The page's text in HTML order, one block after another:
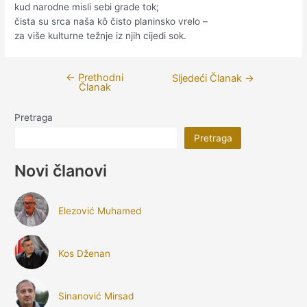
kud narodne misli sebi grade tok;
čista su srca naša kô čisto planinsko vrelo –
za više kulturne težnje iz njih cijedi sok.
Navigacija
← Prethodni
Članak
Sljedeći Članak →
Pretraga
Pretraga
Novi članovi
Elezović Muhamed
Kos Dženan
Sinanović Mirsad